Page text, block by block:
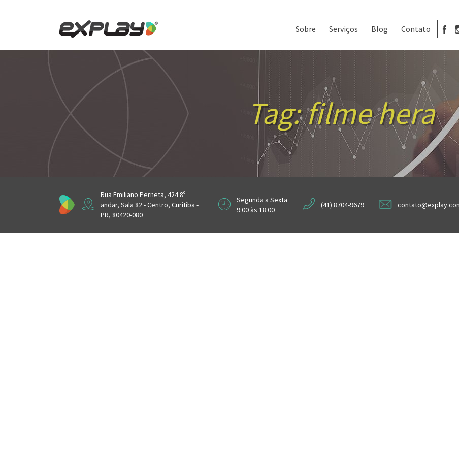
Sobre Serviços Blog Contato
Tag:filme hera
Rua Emiliano Perneta, 424 8º
andar, Sala 82 - Centro, Curitiba -
PR, 80420-080
Segunda a Sexta
9:00 às 18:00
(41) 8704-9679